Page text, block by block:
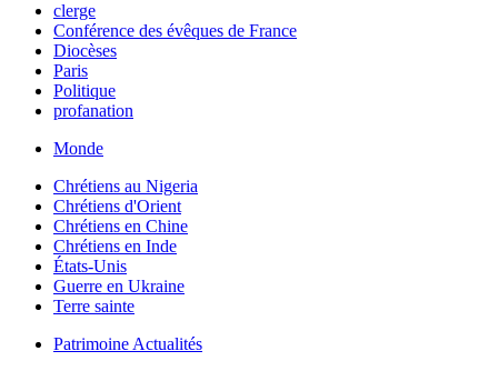
clerge
Conférence des évêques de France
Diocèses
Paris
Politique
profanation
Monde
Chrétiens au Nigeria
Chrétiens d'Orient
Chrétiens en Chine
Chrétiens en Inde
États-Unis
Guerre en Ukraine
Terre sainte
Patrimoine Actualités